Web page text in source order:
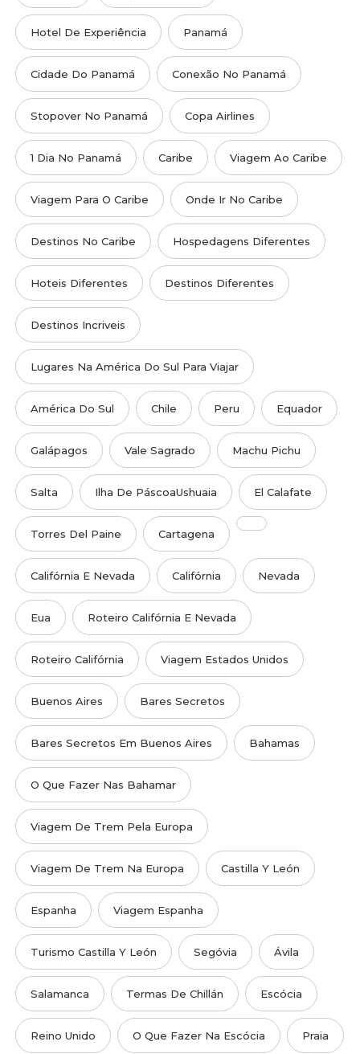
Hotel De Experiência Panamá
Cidade Do Panamá Conexão No Panamá
Stopover No Panamá Copa Airlines
1 Dia No Panamá Caribe Viagem Ao Caribe
Viagem Para O Caribe Onde Ir No Caribe
Destinos No Caribe Hospedagens Diferentes
Hoteis Diferentes Destinos Diferentes
Destinos Incriveis
Lugares Na América Do Sul Para Viajar
América Do Sul Chile Peru Equador
Galápagos Vale Sagrado Machu Pichu
Salta Ilha De PáscoaUshuaia El Calafate
Torres Del Paine Cartagena
Califórnia E Nevada Califórnia Nevada
Eua Roteiro Califórnia E Nevada
Roteiro Califórnia Viagem Estados Unidos
Buenos Aires Bares Secretos
Bares Secretos Em Buenos Aires Bahamas
O Que Fazer Nas Bahamar
Viagem De Trem Pela Europa
Viagem De Trem Na Europa Castilla Y León
Espanha Viagem Espanha
Turismo Castilla Y León Segóvia Ávila
Salamanca Termas De Chillán Escócia
Reino Unido O Que Fazer Na Escócia Praia